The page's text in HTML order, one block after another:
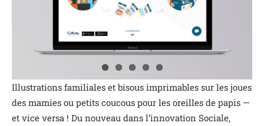
Illustrations familiales et bisous imprimables sur les joues
des mamies ou petits coucous pour les oreilles de papis —
et vice versa ! Du nouveau dans l’innovation Sociale,